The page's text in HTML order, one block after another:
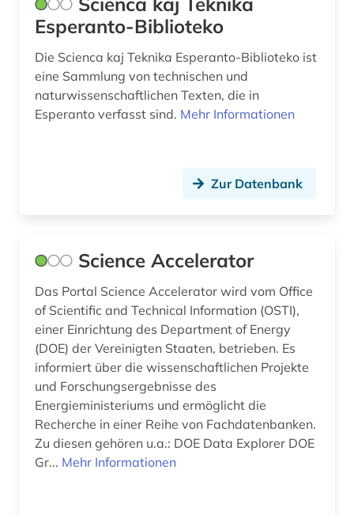
japanisch (1)
katastrophe (1)
kerntechnik (1)
klimatechnik (1)
kongressbericht (2)
konstruktion (2)
kraftfahrzeugtechnik (1)
kroatien (1)
kultur (1)
kulturgeschichte (1)
kunst (4)
Esperanto-Biblioteko
Die Scienca kaj Teknika Esperanto-Biblioteko ist
eine Sammlung von technischen und
naturwissenschaftlichen Texten, die in
Esperanto verfasst sind. Mehr Informationen
Zur Datenbank
Science Accelerator
Das Portal Science Accelerator wird vom Office
of Scientific and Technical Information (OSTI),
einer Einrichtung des Department of Energy
(DOE) der Vereinigten Staaten, betrieben. Es
informiert über die wissenschaftlichen Projekte
und Forschungsergebnisse des
Energieministeriums und ermöglicht die
Recherche in einer Reihe von Fachdatenbanken.
Zu diesen gehören u.a.: DOE Data Explorer DOE
Gr... Mehr Informationen